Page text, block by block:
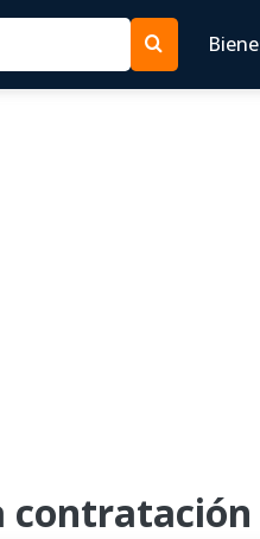
contratación